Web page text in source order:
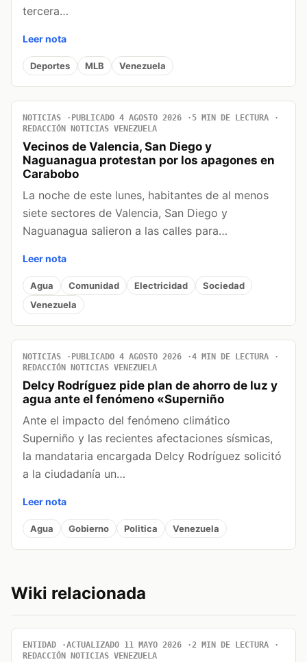
tercera…
Leer nota
Deportes MLB Venezuela
NOTICIAS PUBLICADO 4 AGOSTO 2026
5 MIN DE LECTURA
REDACCIÓN NOTICIAS VENEZUELA
Vecinos de Valencia, San Diego y
Naguanagua protestan por los apagones en
Carabobo
La noche de este lunes, habitantes de al menos
siete sectores de Valencia, San Diego y
Naguanagua salieron a las calles para…
Leer nota
Agua Comunidad Electricidad
Sociedad
Venezuela
NOTICIAS PUBLICADO 4 AGOSTO 2026
4 MIN DE LECTURA
REDACCIÓN NOTICIAS VENEZUELA
Delcy Rodríguez pide plan de ahorro de luz y
agua ante el fenómeno «Superniño
Ante el impacto del fenómeno climático
Superniño y las recientes afectaciones sísmicas,
la mandataria encargada Delcy Rodríguez solicitó
a la ciudadanía un…
Leer nota
Agua Gobierno Politica Venezuela
Wiki relacionada
ENTIDAD ACTUALIZADO 11 MAYO 2026
2 MIN DE LECTURA
REDACCIÓN NOTICIAS VENEZUELA